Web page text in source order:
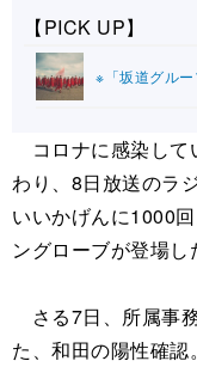
【PICK UP】
※「坂道グル
コロナに感染して
わり、8日放送のラ
いいかげんに1000
ングローブが登場し
さる7日、所属事
た、和田の陽性確